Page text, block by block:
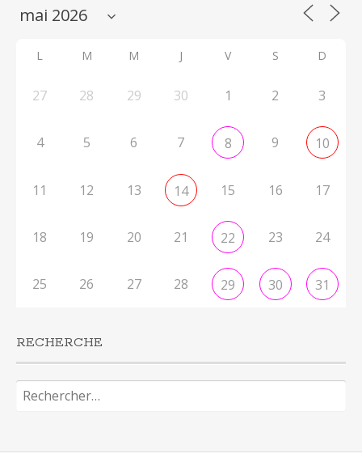
L M M J V S D
27 28 29 30 1 2 3
4 5 6 7 8 9 10
11 12 13 14 15 16 17
18 19 20 21 22 23 24
25 26 27 28 29 30 31
RECHERCHE
Rechercher :